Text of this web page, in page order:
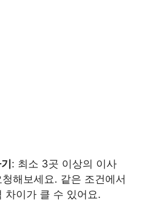
: 최소 3곳 이상의 이사
해보세요. 같은 조건에서
차이가 클 수 있어요.